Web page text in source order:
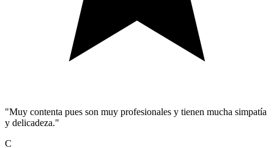
"Muy contenta pues son muy profesionales y tienen mucha simpatía
y delicadeza."
C